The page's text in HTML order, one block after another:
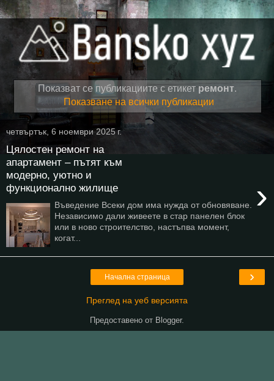
Показват се публикациите с етикет ремонт.
Показване на всички публикации
четвъртък, 6 ноември 2025 г.
Цялостен ремонт на
апартамент – пътят към
модерно, уютно и
функционално жилище
›
Въведение Всеки дом има нужда от обновяване.
Независимо дали живеете в стар панелен блок
или в ново строителство, настъпва момент,
когат...
›
Начална страница
Преглед на уеб версията
Предоставено от Blogger.